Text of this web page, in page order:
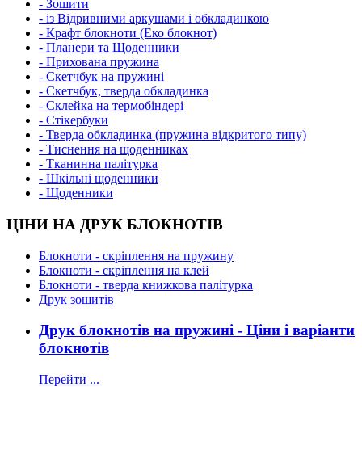
- Зошити
- із Відривними аркушами і обкладинкою
- Крафт блокноти (Еко блокнот)
- Планери та Щоденники
- Прихована пружина
- Скетчбук на пружині
- Скетчбук, тверда обкладинка
- Склейка на термобіндері
- Стікербуки
- Тверда обкладинка (пружина відкритого типу)
- Тиснення на щоденниках
- Тканинна палітурка
- Шкільні щоденники
- Щоденники
ЦІНИ НА ДРУК БЛОКНОТІВ
Блокноти - скріплення на пружину
Блокноти - скріплення на клей
Блокноти - тверда книжкова палітурка
Друк зошитів
Друк блокнотів на пружині - Ціни і варіанти
блокнотів
Перейти ...